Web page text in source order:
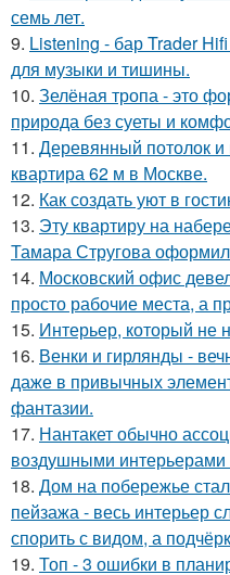
семь лет.
9. Listening - бар Trader
для музыки и тишины.
10. Зелёная тропа - это
природа без суеты и
11. Деревянный потолок и
квартира 62 м в Москве.
12. Как создать уют в
13. Эту квартиру на
Тамара Стругова
14. Московский офис
просто рабочие места, а
15. Интерьер, который не
16. Венки и гирлянды -
даже в привычных
фантазии.
17. Нантакет обычно
воздушными интерьерами
18. Дом на побережье
пейзажа - весь интерьер
спорить с видом, а
19. Топ - 3 ошибки в